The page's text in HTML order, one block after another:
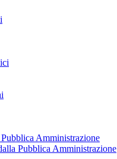
Amministrazione
Pubblica Amministrazione